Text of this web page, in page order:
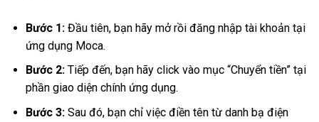
Bước 1:Đầu tiên, bạn hãy mở rồi đăng nhập tài khoản tại
ứng dụng Moca.
Bước 2:Tiếp đến, bạn hãy click vào mục “Chuyển tiền” tại
phần giao diện chính ứng dụng.
Bước 3:Sau đó, bạn chỉ việc điền tên từ danh bạ điện